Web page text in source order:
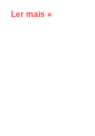
Ler mais »